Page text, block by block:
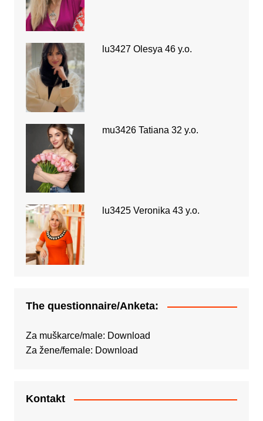
lu3427 Olesya 46 y.o.
mu3426 Tatiana 32 y.o.
lu3425 Veronika 43 y.o.
The questionnaire/Anketa:
Za muškarce/male: Download
Za žene/female: Download
Kontakt